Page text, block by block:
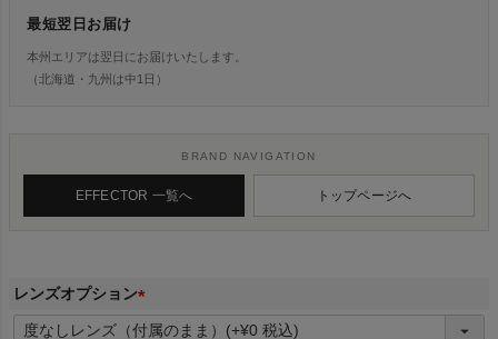
最短翌日お届け
本州エリアは翌日にお届けいたします。
（北海道・九州は中1日）
BRAND NAVIGATION
EFFECTOR 一覧へ トップページへ
レンズオプション
(